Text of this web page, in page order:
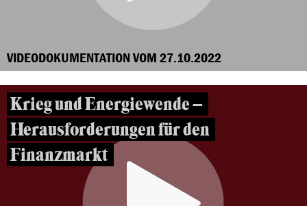
VIDEODOKUMENTATION VOM 27.10.2022
Krieg und Energiewende –
Herausforderungen für den
Finanzmarkt